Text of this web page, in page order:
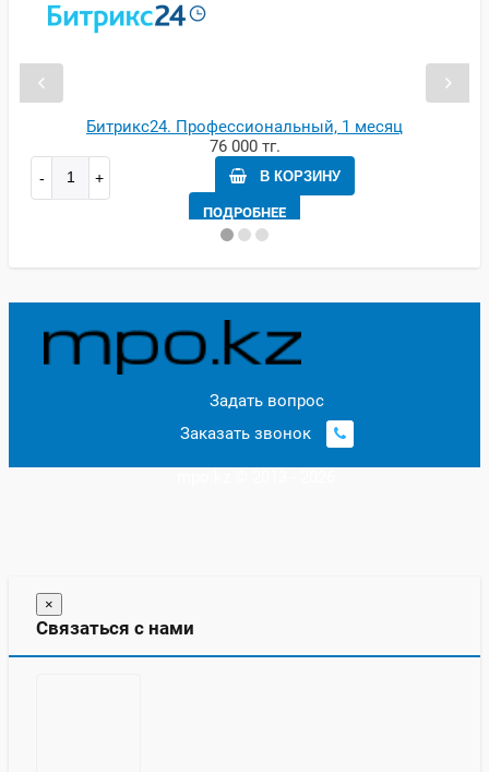
Битрикс24. Профессиональный, 1 месяц
76 000 тг.
В КОРЗИНУ
ПОДРОБНЕЕ
1 месяц
0
Задать вопрос
Заказать звонок
×
Связаться с нами